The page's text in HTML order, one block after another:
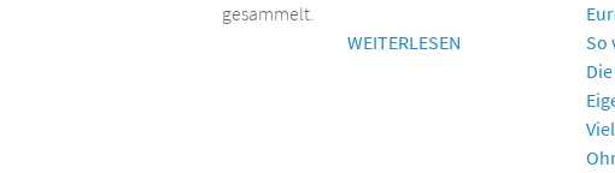
gesammelt.
WEITERLESEN
So